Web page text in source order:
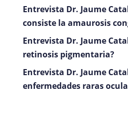
Entrevista Dr. Jaume
consiste la amaurosis
Entrevista Dr. Jaume
retinosis pigmentaria?
Entrevista Dr. Jaume
enfermedades raras